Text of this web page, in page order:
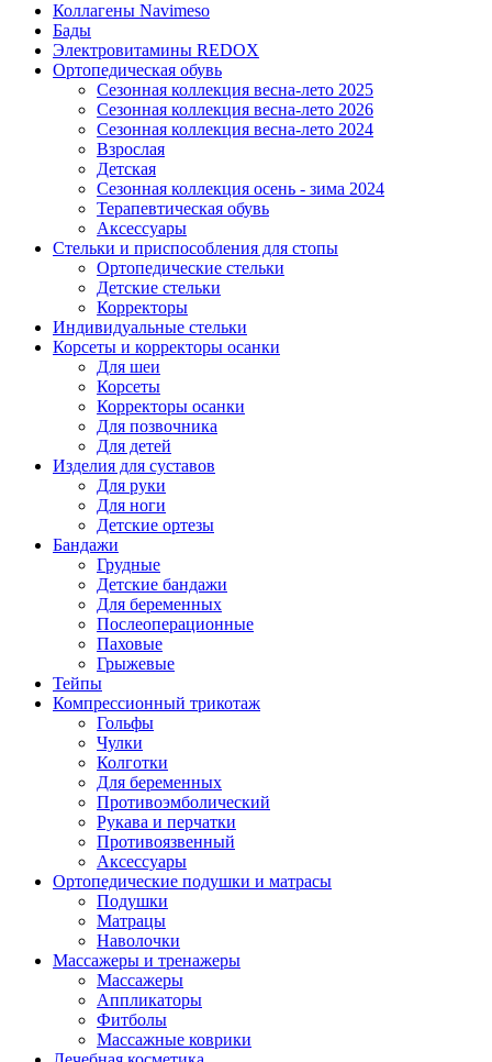
Коллагены Navimeso
Бады
Электровитамины REDOX
Ортопедическая обувь
Сезонная коллекция весна-лето 2025
Сезонная коллекция весна-лето 2026
Сезонная коллекция весна-лето 2024
Взрослая
Детская
Сезонная коллекция осень - зима 2024
Терапевтическая обувь
Аксессуары
Стельки и приспособления для стопы
Ортопедические стельки
Детские стельки
Корректоры
Индивидуальные стельки
Корсеты и корректоры осанки
Для шеи
Корсеты
Корректоры осанки
Для позвочника
Для детей
Изделия для суставов
Для руки
Для ноги
Детские ортезы
Бандажи
Грудные
Детские бандажи
Для беременных
Послеоперационные
Паховые
Грыжевые
Тейпы
Компрессионный трикотаж
Гольфы
Чулки
Колготки
Для беременных
Противоэмболический
Рукава и перчатки
Противоязвенный
Аксессуары
Ортопедические подушки и матрасы
Подушки
Матрацы
Наволочки
Массажеры и тренажеры
Массажеры
Аппликаторы
Фитболы
Массажные коврики